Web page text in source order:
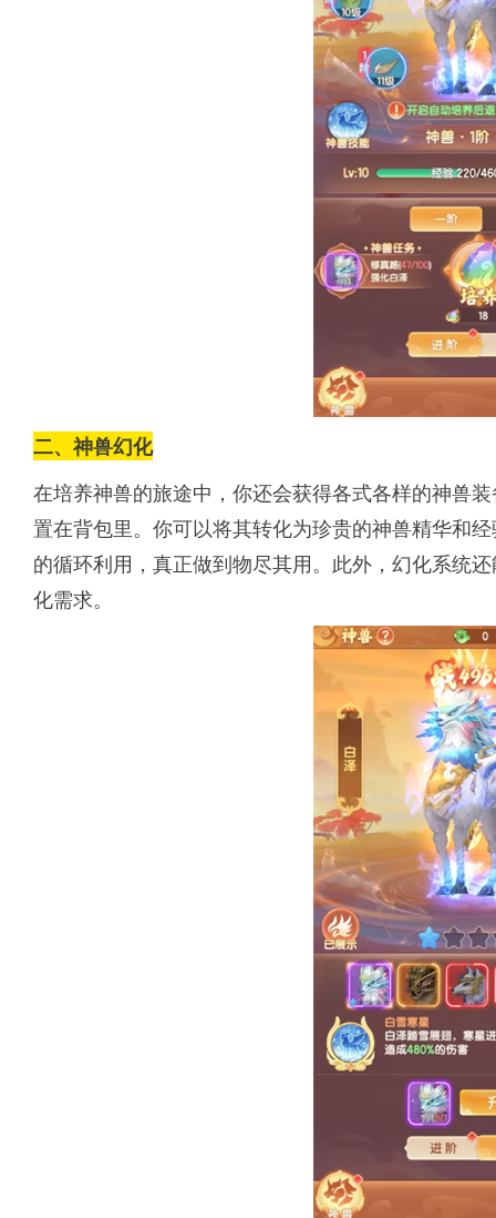
二、神兽幻化
在培养神兽的旅途中，你还会获得各式各样的神兽
置在背包里。你可以将其转化为珍贵的神兽精华和
的循环利用，真正做到物尽其用。此外，幻化系统
化需求。